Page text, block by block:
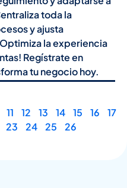
toda la
y ajusta
la experiencia
Regístrate en
tu negocio hoy.
11 12 13 14 15 16
17
23 24 25 26